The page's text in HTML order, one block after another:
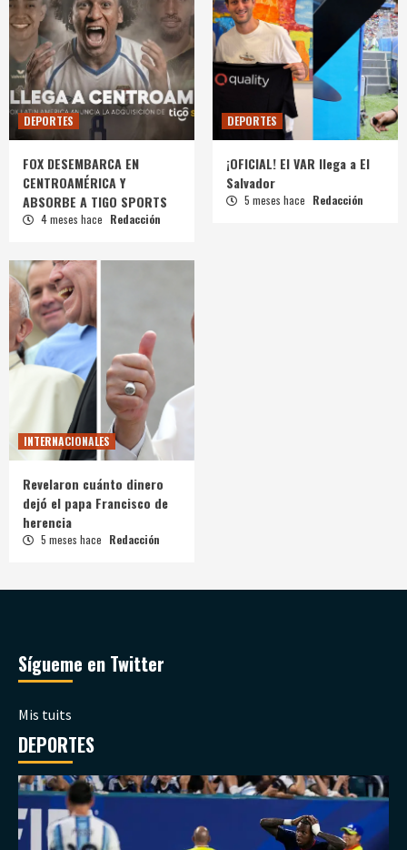
DEPORTES
FOX DESEMBARCA EN
CENTROAMÉRICA Y
ABSORBE A TIGO SPORTS
4 meses hace Redacción
DEPORTES
¡OFICIAL! El VAR llega a El
Salvador
5 meses hace Redacción
INTERNACIONALES
Revelaron cuánto dinero
dejó el papa Francisco de
herencia
5 meses hace Redacción
Sígueme en Twitter
Mis tuits
DEPORTES